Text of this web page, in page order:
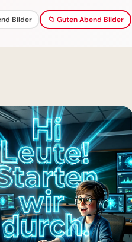
Bilder 📁 Guten Abend Bilder